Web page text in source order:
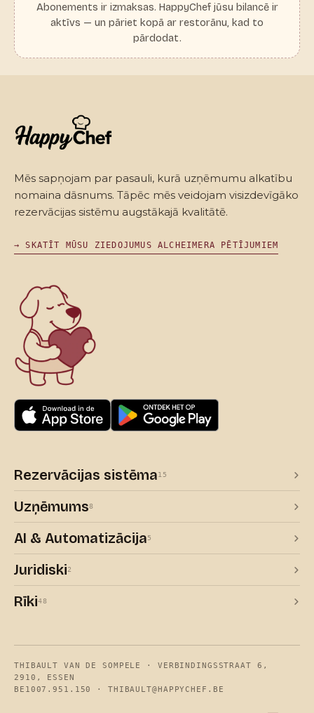
Abonements ir izmaksas. HappyChef jūsu bilancē ir
aktīvs — un pāriet kopā ar restorānu, kad to
pārdodat.
Mēs sapņojam par pasauli, kurā uzņēmumu alkatību
nomaina dāsnums. Tāpēc mēs veidojam visizdevīgāko
rezervācijas sistēmu augstākajā kvalitātē.
→ SKATĪT MŪSU ZIEDOJUMUS ALCHEIMERA PĒTĪJUMIEM
Rezervācijas sistēma15
Uzņēmums8
AI & Automatizācija5
Juridiski2
Rīki48
THIBAULT VAN DE SOMPELE · VERBINDINGSSTRAAT 6,
2910, ESSEN
BE1007.951.150 · THIBAULT@HAPPYCHEF.BE